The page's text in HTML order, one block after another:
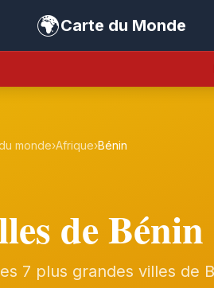
🌍Carte du Monde
monde›Afrique›Bénin
de Bénin
7 plus grandes villes de